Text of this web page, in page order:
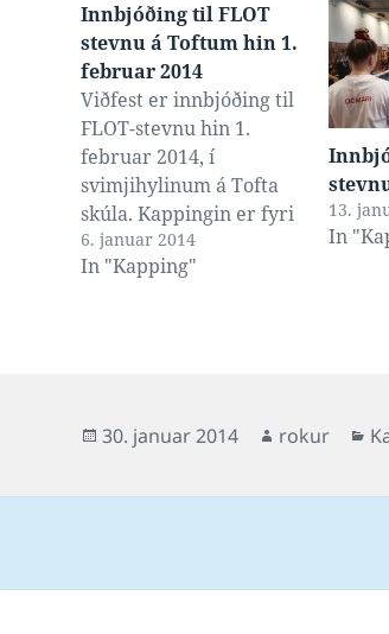
Innbjóðing til FLOT
stevnu á Toftum hin 1.
februar 2014
Viðfest er innbjóðing til
FLOT-stevnu hin 1.
februar 2014, í
svimjihylinum á Tofta
skúla. Kappingin er fyri
bólk 2 og 3 gentur og 3
og 4 dreingir, har
nú…
6. januar 2014
In "Kapping"
13.
In
Posted
30. januar 2014 Author
rokur